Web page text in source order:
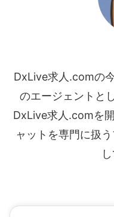
DxLive求人.comの
のエージェントと
DxLive求人.comを
ャットを専門に扱